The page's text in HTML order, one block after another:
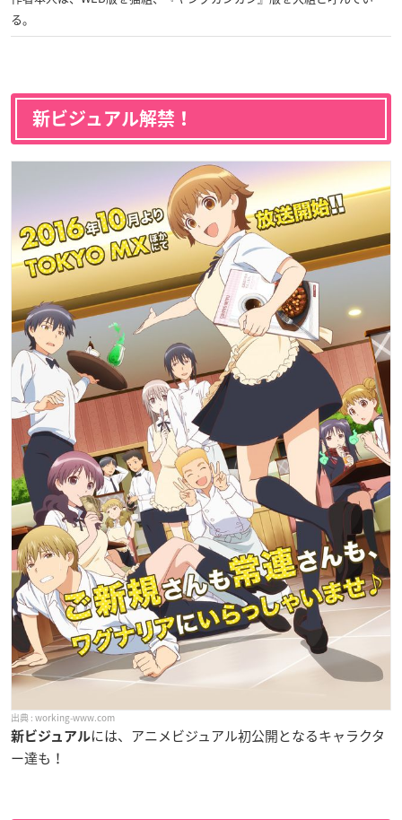
る。
新ビジュアル解禁！
working-www.com
新ビジュアルには、アニメビジュアル初公開となるキャラクタ
ー達も！